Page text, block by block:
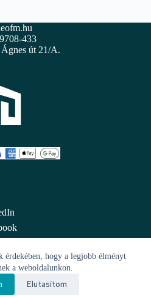
érdekében, hogy a legjobb élményt
a weboldalunkon.
Elutasítom
433
út 21/A.
és
Országos Egyesülete
Adatvédelmi nyilatkozat